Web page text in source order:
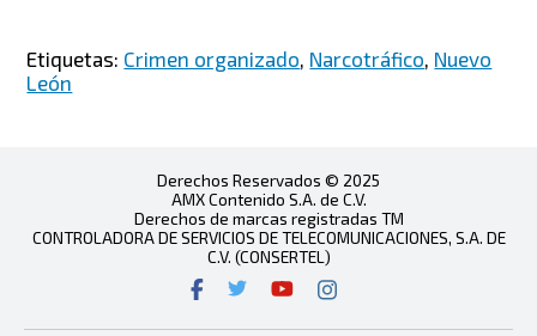
Etiquetas: Crimen organizado, Narcotráfico, Nuevo
León
Derechos Reservados © 2025
AMX Contenido S.A. de C.V.
Derechos de marcas registradas TM
CONTROLADORA DE SERVICIOS DE TELECOMUNICACIONES, S.A. DE
C.V. (CONSERTEL)